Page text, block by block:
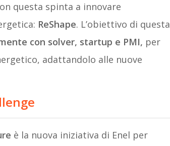
questa spinta a innovare
ReShape. L’obiettivo di questa
con solver, startup e PMI, per
adattandolo alle nuove
è la nuova iniziativa di Enel per